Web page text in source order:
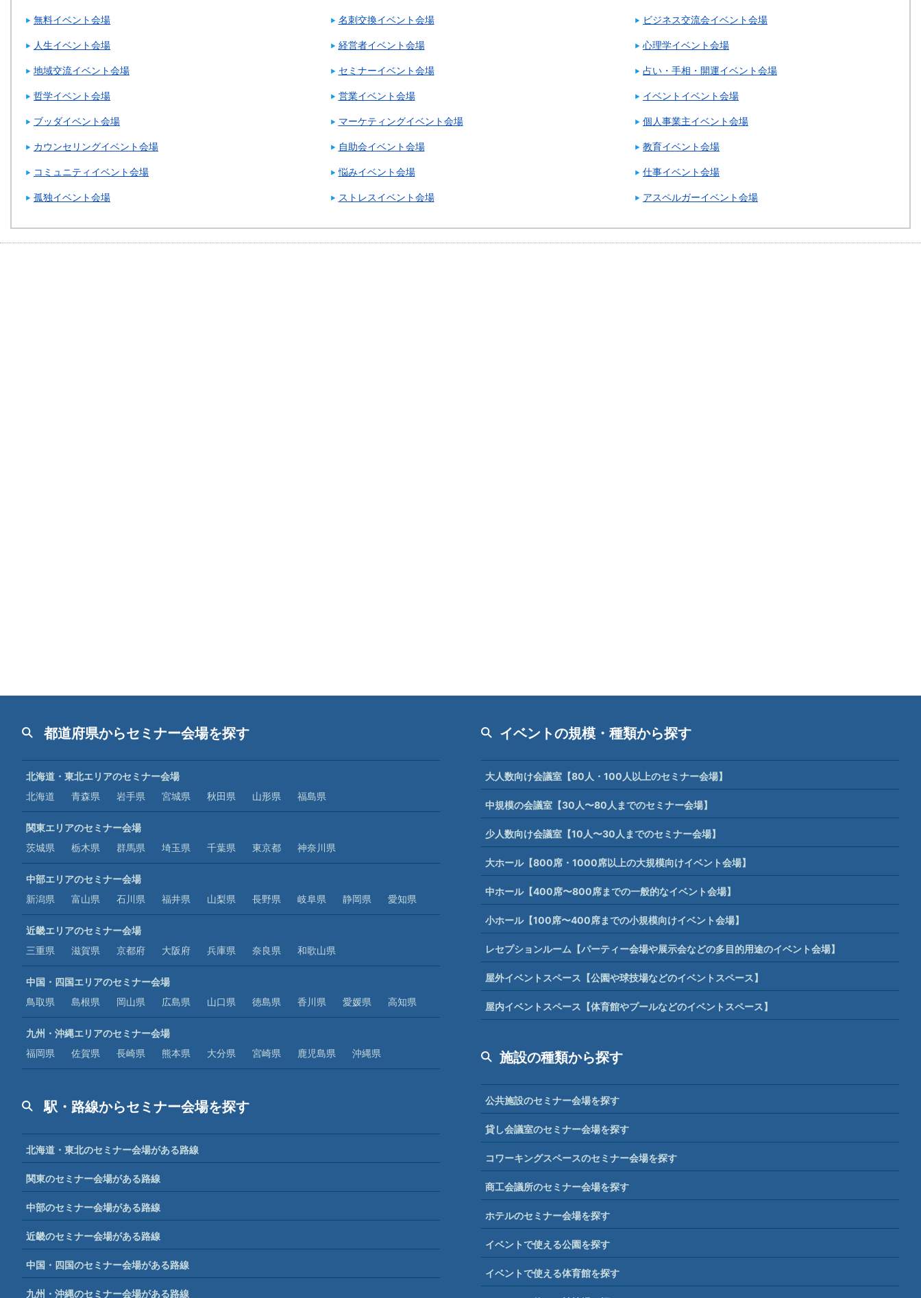
無料イベント会場 名刺交換イベント会場 ビジネス交流会イベント会場
人生イベント会場 経営者イベント会場 心理学イベント会場
地域交流イベント会場 セミナーイベント会場 占い・手相・開運イベント会場
哲学イベント会場 営業イベント会場 イベントイベント会場
ブッダイベント会場 マーケティングイベント会場 個人事業主イベント会場
カウンセリングイベント会場 自助会イベント会場 教育イベント会場
コミュニティイベント会場 悩みイベント会場 仕事イベント会場
孤独イベント会場 ストレスイベント会場 アスペルガーイベント会場
都道府県からセミナー会場を探す
北海道・東北エリアのセミナー会場
北海道
青森県 岩手県 宮城県 秋田県 山形県 福島県
関東エリアのセミナー会場
茨城県
栃木県 群馬県 埼玉県 千葉県 東京都 神奈川県
中部エリアのセミナー会場
新潟県
富山県 石川県 福井県 山梨県 長野県 岐阜県 静岡県 愛知県
近畿エリアのセミナー会場
三重県
滋賀県 京都府 大阪府 兵庫県 奈良県 和歌山県
中国・四国エリアのセミナー会場
鳥取県
島根県 岡山県 広島県 山口県 徳島県 香川県 愛媛県 高知県
九州・沖縄エリアのセミナー会場
福岡県
佐賀県 長崎県 熊本県 大分県 宮崎県 鹿児島県 沖縄県
駅・路線からセミナー会場を探す
北海道・東北のセミナー会場がある路線
関東のセミナー会場がある路線
中部のセミナー会場がある路線
近畿のセミナー会場がある路線
中国・四国のセミナー会場がある路線
九州・沖縄のセミナー会場がある路線
イベントの規模・種類から探す
大人数向け会議室【80人・100人以上のセミナー会場】
中規模の会議室【30人〜80人までのセミナー会場】
少人数向け会議室【10人〜30人までのセミナー会場】
大ホール【800席・1000席以上の大規模向けイベント会場】
中ホール【400席〜800席までの一般的なイベント会場】
小ホール【100席〜400席までの小規模向けイベント会場】
レセプションルーム【パーティー会場や展示会などの多目的用途のイベント会場】
屋外イベントスペース【公園や球技場などのイベントスペース】
屋内イベントスペース【体育館やプールなどのイベントスペース】
施設の種類から探す
公共施設のセミナー会場を探す
貸し会議室のセミナー会場を探す
コワーキングスペースのセミナー会場を探す
商工会議所のセミナー会場を探す
ホテルのセミナー会場を探す
イベントで使える公園を探す
イベントで使える体育館を探す